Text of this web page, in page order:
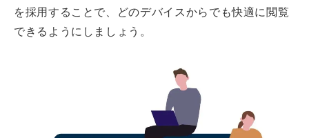
を採用することで、どのデバイスからでも快適に閲覧
できるようにしましょう。